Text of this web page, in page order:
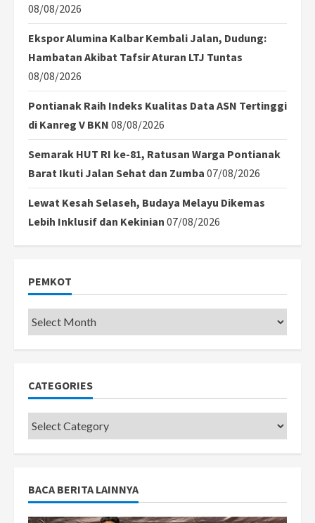
08/08/2026
Ekspor Alumina Kalbar Kembali Jalan, Dudung:
Hambatan Akibat Tafsir Aturan LTJ Tuntas
08/08/2026
Pontianak Raih Indeks Kualitas Data ASN Tertinggi
di Kanreg V BKN 08/08/2026
Semarak HUT RI ke-81, Ratusan Warga Pontianak
Barat Ikuti Jalan Sehat dan Zumba 07/08/2026
Lewat Kesah Selaseh, Budaya Melayu Dikemas
Lebih Inklusif dan Kekinian 07/08/2026
PEMKOT
Pemkot
CATEGORIES
Categories
BACA BERITA LAINNYA